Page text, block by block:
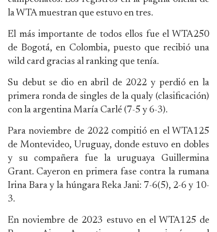
la WTA muestran que estuvo en tres.
El más importante de todos ellos fue el WTA250
de Bogotá, en Colombia, puesto que recibió una
wild card gracias al ranking que tenía.
Su debut se dio en abril de 2022 y perdió en la
primera ronda de singles de la qualy (clasificación)
con la argentina María Carlé (7-5 y 6-3).
Para noviembre de 2022 compitió en el WTA125
de Montevideo, Uruguay, donde estuvo en dobles
y su compañera fue la uruguaya Guillermina
Grant. Cayeron en primera fase contra la rumana
Irina Bara y la húngara Reka Jani: 7-6(5), 2-6 y 10-
3.
En noviembre de 2023 estuvo en el WTA125 de